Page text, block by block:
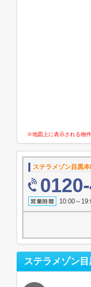
※地図上に表示される物
ステラメゾン目黒
10:00～
ステラメゾン